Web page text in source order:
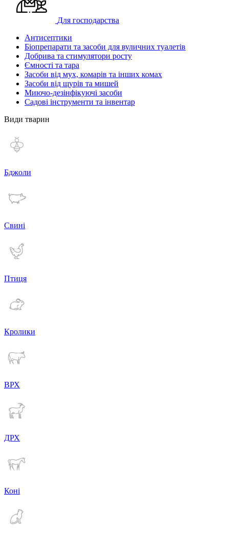
Для господарства
Антисептики
Біопрепарати та засоби для вуличних туалетів
Добрива та стимулятори росту
Ємності та тара
Засоби від мух, комарів та інших комах
Засоби від щурів та мишей
Миючо-дезінфікуючі засоби
Садові інструменти та інвентар
Види тварин
Бджоли
Свині
Птиця
Кролики
ВРХ
ДРХ
Коні